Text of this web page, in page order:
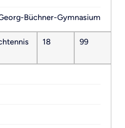
Büchner-Gymnasium
18 99